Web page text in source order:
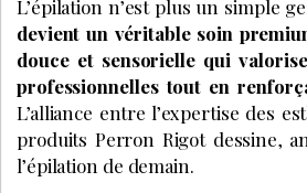
L’épilation n’est plus un simple
devient un véritable soin
douce et sensorielle qui
professionnelles tout en
L’alliance entre l’expertise des
produits Perron Rigot dessine,
l’épilation de demain.